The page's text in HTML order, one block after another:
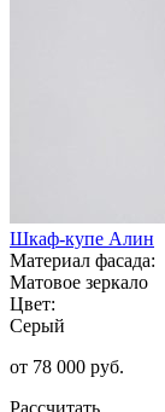
Шкаф-купе Алин
Материал фасада:
Матовое зеркало
Цвет:
Серый
от 78 000 руб.
Рассчитать